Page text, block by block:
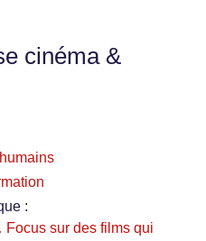
cinéma &
:
sur des films qui